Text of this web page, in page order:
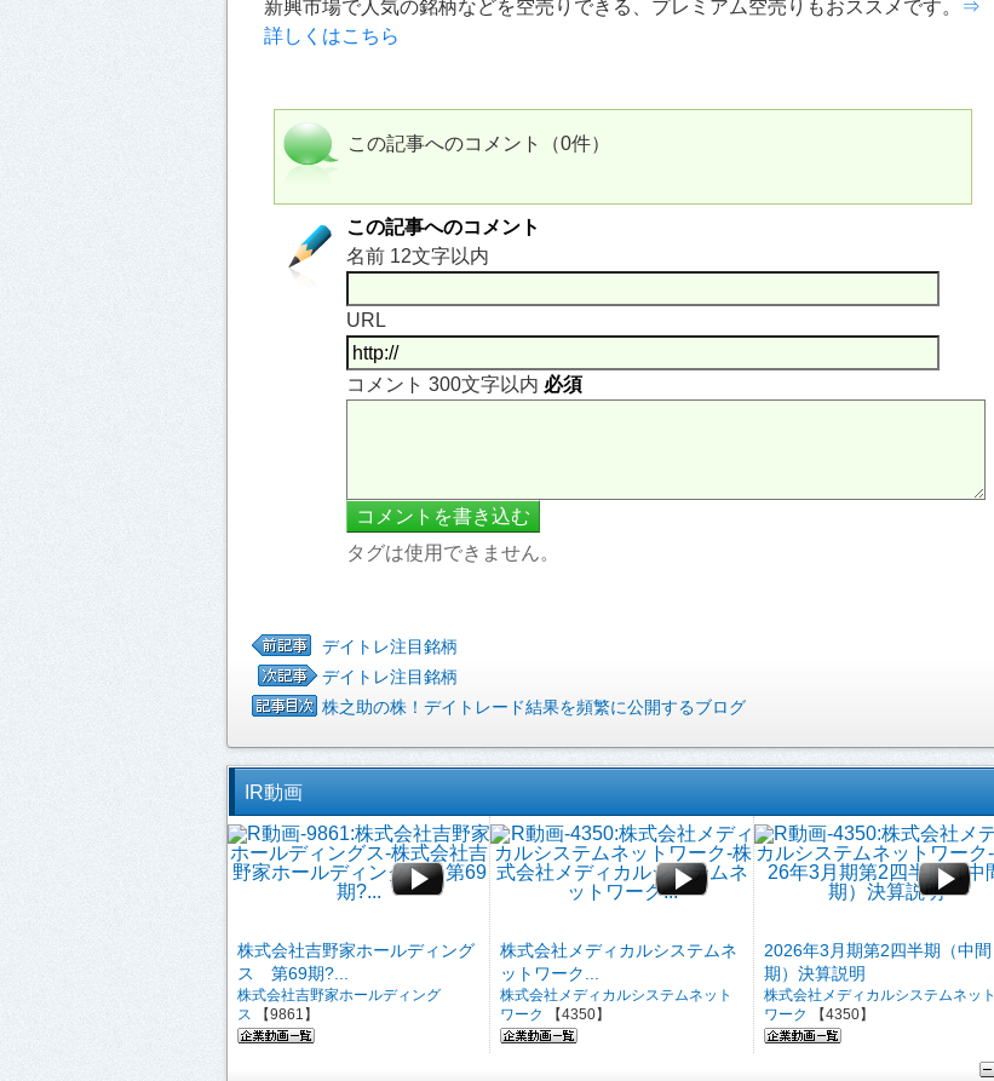
新興市場で人気の銘柄などを空売りできる、プレミアム空売りもおススメです。
⇒
詳しくはこちら
この記事へのコメント（0件）
この記事へのコメント
名前 12文字以内
URL
コメント 300文字以内 必須
タグは使用できません。
デイトレ注目銘柄
デイトレ注目銘柄
株之助の株！デイトレード結果を頻繁に公開するブログ
IR動画
株式会社吉野家ホールディング
ス 第69期?...
株式会社吉野家ホールディング
ス
【9861】
株式会社メディカルシステムネ
ットワーク...
株式会社メディカルシステムネット
ワーク
【4350】
2026年3月期第2四半期（中間
期）決算説明
株式会社メディカルシステムネット
ワーク
【4350】